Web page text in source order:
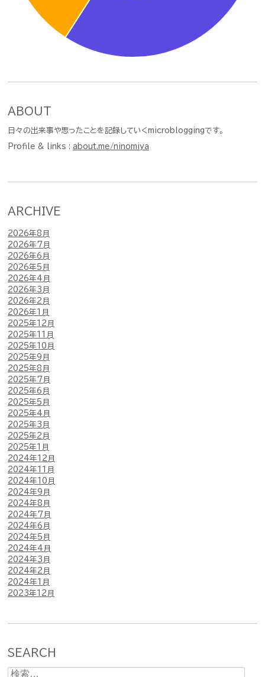
ABOUT
日々の出来事や思ったことを記録していくmicrobloggingです。
Profile & links : about.me/ninomiya
ARCHIVE
2026年8月
2026年7月
2026年6月
2026年5月
2026年4月
2026年3月
2026年2月
2026年1月
2025年12月
2025年11月
2025年10月
2025年9月
2025年8月
2025年7月
2025年6月
2025年5月
2025年4月
2025年3月
2025年2月
2025年1月
2024年12月
2024年11月
2024年10月
2024年9月
2024年8月
2024年7月
2024年6月
2024年5月
2024年4月
2024年3月
2024年2月
2024年1月
2023年12月
SEARCH
検